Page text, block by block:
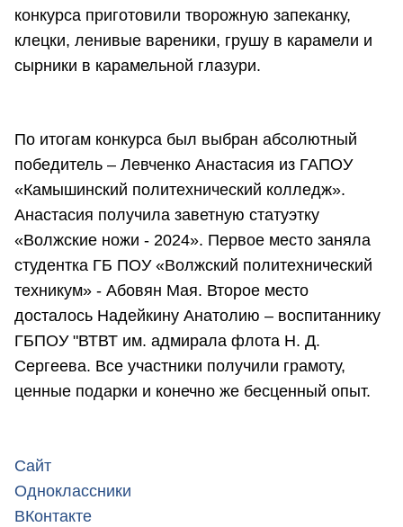
конкурса приготовили творожную запеканку,
клецки, ленивые вареники, грушу в карамели и
сырники в карамельной глазури.
По итогам конкурса был выбран абсолютный
победитель – Левченко Анастасия из ГАПОУ
«Камышинский политехнический колледж».
Анастасия получила заветную статуэтку
«Волжские ножи - 2024». Первое место заняла
студентка ГБ ПОУ «Волжский политехнический
техникум» - Абовян Мая. Второе место
досталось Надейкину Анатолию – воспитаннику
ГБПОУ "ВТВТ им. адмирала флота Н. Д.
Сергеева. Все участники получили грамоту,
ценные подарки и конечно же бесценный опыт.
Сайт
Одноклассники
ВКонтакте